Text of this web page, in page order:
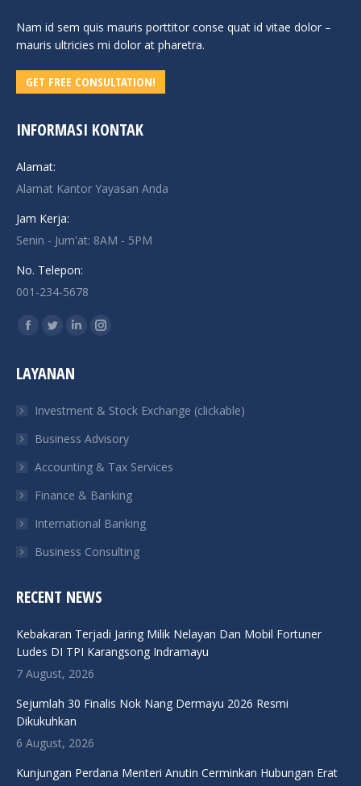
Nam id sem quis mauris porttitor conse quat id vitae dolor –
mauris ultricies mi dolor at pharetra.
GET FREE CONSULTATION!
INFORMASI KONTAK
Alamat:
Alamat Kantor Yayasan Anda
Jam Kerja:
Senin - Jum'at: 8AM - 5PM
No. Telepon:
001-234-5678
Find us on:
Facebook
opens
new
window
Twitter
opens
new
window
Linkedin
new
window
Instagram
new
window
LAYANAN
Investment & Stock Exchange (clickable)
Business Advisory
Accounting & Tax Services
Finance & Banking
International Banking
Business Consulting
RECENT NEWS
Kebakaran Terjadi Jaring Milik Nelayan Dan Mobil Fortuner
Ludes DI TPI Karangsong Indramayu
7 August, 2026
Sejumlah 30 Finalis Nok Nang Dermayu 2026 Resmi
Dikukuhkan
6 August, 2026
Kunjungan Perdana Menteri Anutin Cerminkan Hubungan Erat